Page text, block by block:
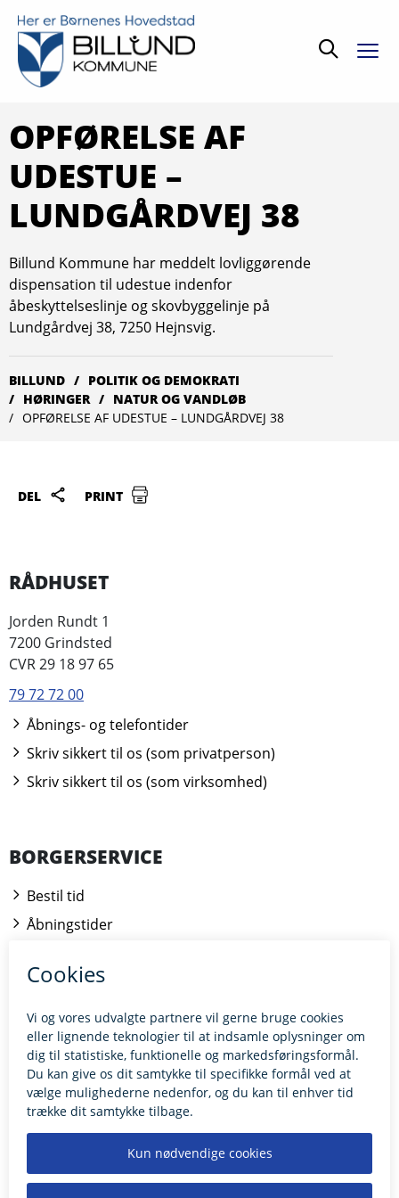
Søg
OPFØRELSE AF
UDESTUE –
LUNDGÅRDVEJ 38
Billund Kommune har meddelt lovliggørende
dispensation til udestue indenfor
åbeskyttelseslinje og skovbyggelinje på
Lundgårdvej 38, 7250 Hejnsvig.
BILLUND
POLITIK OG DEMOKRATI
HØRINGER
NATUR OG VANDLØB
OPFØRELSE AF UDESTUE – LUNDGÅRDVEJ 38
DEL PRINT
RÅDHUSET
Jorden Rundt 1
7200 Grindsted
CVR 29 18 97 65
79 72 72 00
Åbnings- og telefontider
Skriv sikkert til os (som privatperson)
Skriv sikkert til os (som virksomhed)
BORGERSERVICE
Bestil tid
Åbningstider
Kontakt borgerrådgiveren
BILLUND.DK
Tilgængelighedserklæring
Giv feedback til hjemmesiden